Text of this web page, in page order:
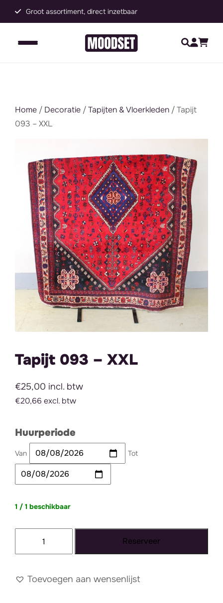
Groot assortiment, direct inzetbaar
Home / Decoratie /Tapijten & Vloerkleden / Tapijt
093 – XXL
Tapijt 093 – XXL
€25,00 incl. btw
€20,66 excl. btw
Huurperiode
Van Tot
1 / 1 beschikbaar
XXL
Reserveer
Toevoegen aan wensenlijst